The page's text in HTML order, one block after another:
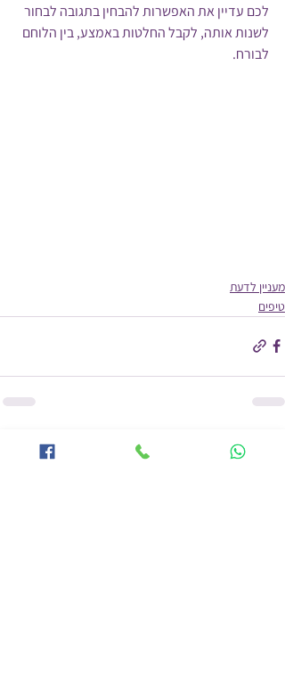
לכם עדיין את האפשרות להבחין בתגובה לבחור
לשנות אותה, לקבל החלטות באמצע, בין הלוחם
לבורח.
מעניין לדעת
טיפים
פוסטים אחרונים הצג הכול